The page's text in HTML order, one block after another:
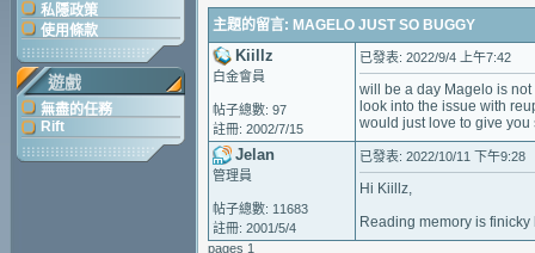
私隱政策
使用條款
遊戲
無盡的任務
Rift
主題的留言: MAGELO JUST SO BUGGY
Kiillz
白金會員
帖子總數: 97
註冊: 2002/7/15
已發表: 2022/9/4 上午7:42
will be a day Magelo is
look into the issue with
would just love to give you
Jelan
管理員
帖子總數: 11683
註冊: 2001/5/4
已發表: 2022/10/11 下午9:28
Hi Kiillz,
Reading memory is
pages 1